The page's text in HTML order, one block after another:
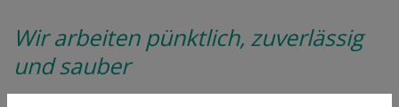
Wir arbeiten pünktlich, zuverlässig
und sauber